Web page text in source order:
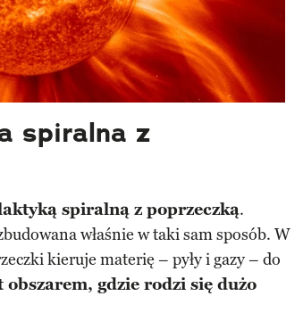
spiralna z
spiralną z poprzeczką.
właśnie w taki sam sposób. W
kieruje materię – pyły i gazy – do
obszarem, gdzie rodzi się dużo